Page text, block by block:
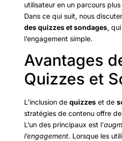
utilisateur en un parcours
Dans ce qui suit, nous
des quizzes et sondages,
l’engagement simple.
Avantages
Quizzes et
L’inclusion de quizzes et de
stratégies de contenu offre
L’un des principaux est l’
l’engagement. Lorsque les